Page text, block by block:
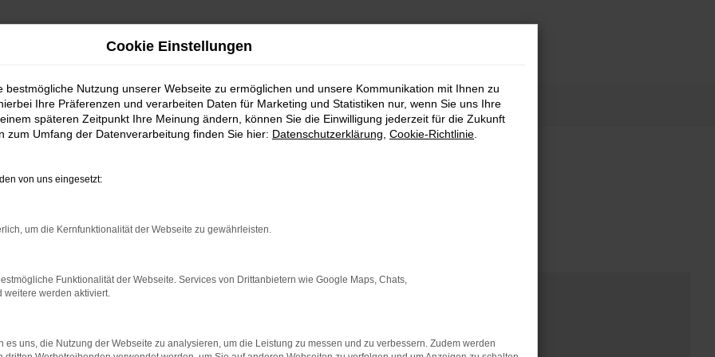
FAHRZEUGBESTAND
Cookie Einstellungen
bestmögliche Nutzung unserer Webseite zu ermöglichen und unsere Kommunikation mit Ihnen zu
Ihre Präferenzen und verarbeiten Daten für Marketing und Statistiken nur, wenn Sie uns Ihre
späteren Zeitpunkt Ihre Meinung ändern, können Sie die Einwilligung jederzeit für die Zukunft
zum Umfang der Datenverarbeitung finden Sie hier: Datenschutzerklärung Cookie-Richtlinie
von uns eingesetzt:
um die Kernfunktionalität der Webseite zu gewährleisten.
Funktionalität der Webseite. Services von Drittanbietern wie Google Maps, Chats,
weitere werden aktiviert.
es uns, die Nutzung der Webseite zu analysieren, um die Leistung zu messen und zu verbessern. Zudem werden